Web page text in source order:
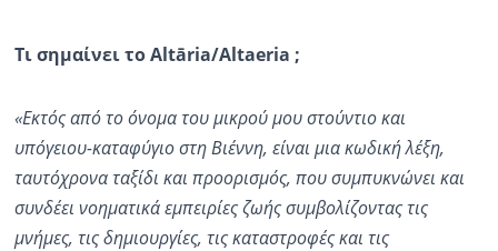
Τι σημαίνει το Altāria/Altaeria ;
«Εκτός από το όνομα του μικρού μου στούντιο και
υπόγειου-καταφύγιο στη Βιέννη, είναι μια κωδική λέξη,
ταυτόχρονα ταξίδι και προορισμός, που συμπυκνώνει και
συνδέει νοηματικά εμπειρίες ζωής συμβολίζοντας τις
μνήμες, τις δημιουργίες, τις καταστροφές και τις